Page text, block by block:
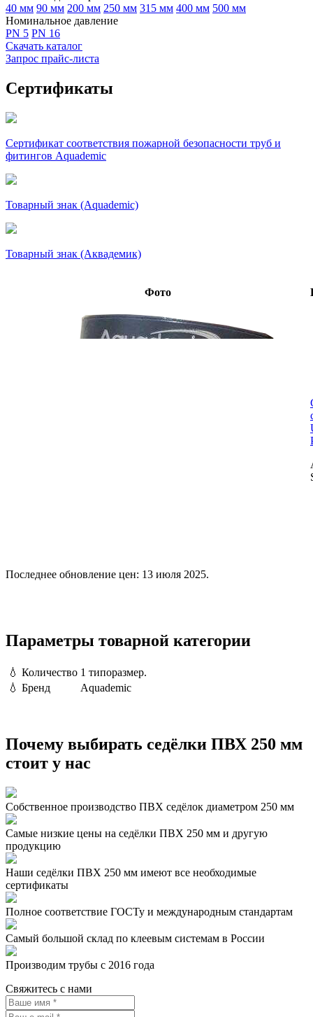
40 мм 90 мм 200 мм 250 мм 315 мм 400 мм 500 мм
Номинальное давление
PN 5 PN 16
Скачать каталог
Запрос прайс-листа
Сертификаты
Сертификат соответствия пожарной безопасности труб и
фитингов Aquademic
Товарный знак (Aquademic)
Товарный знак (Аквадемик)
Фото
Последнее обновление цен: 13 июля 2025.
Параметры товарной категории
💧 Количество 1 типоразмер.
💧 Бренд Aquademic
Почему выбирать седёлки ПВХ 250 мм
стоит у нас
Собственное производство ПВХ седёлок диаметром 250 мм
Самые низкие цены на седёлки ПВХ 250 мм и другую
продукцию
Наши седёлки ПВХ 250 мм имеют все необходимые
сертификаты
Полное соответствие ГОСТу и международным стандартам
Самый большой склад по клеевым системам в России
Производим трубы с 2016 года
Свяжитесь с нами